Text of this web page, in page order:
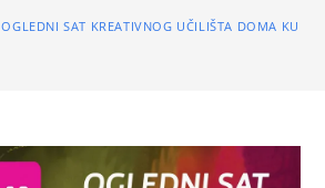
OGLEDNI SAT KREATIVNOG UČILIŠTA DOMA